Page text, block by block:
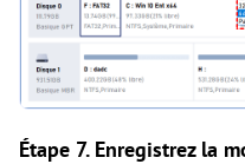
Étape 7. Enregistrez la